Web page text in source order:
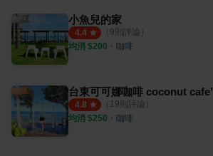
小魚兒的家
4.4 （ 9則評論）
均消 $200 ・ 咖啡
台東可可娜咖啡 coconut cafe'
4.8 （ 19則評論）
均消 $250 ・ 咖啡